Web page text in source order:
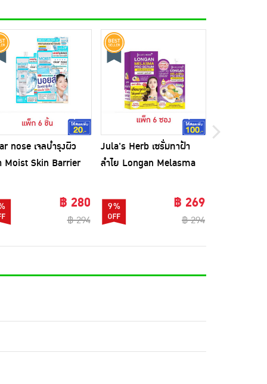
nose เจลบำรุงผิว
Moist Skin Barrier
ซอง)
฿ 280
฿ 294
Jula's Herb เซรั่มทาฝ้า
ลำไย Longan Melasma
9% ฿ 269
฿ 294